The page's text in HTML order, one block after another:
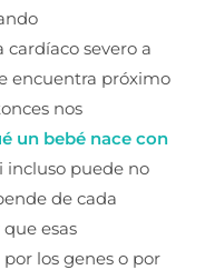
severo a
encuentra próximo
nos
un bebé nace con
incluso puede no
de cada
esas
los genes o por